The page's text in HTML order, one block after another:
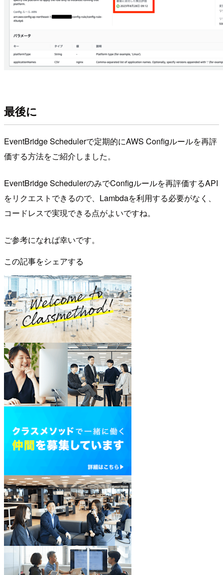
最後に
EventBridge Schedulerで定期的にAWS Configルールを再評
価する方法をご紹介しました。
EventBridge SchedulerのみでConfigルールを再評価するAPI
をリクエストできるので、Lambdaを利用する必要がなく、
コードレスで実現できる点がよいですね。
ご参考になれば幸いです。
この記事をシェアする